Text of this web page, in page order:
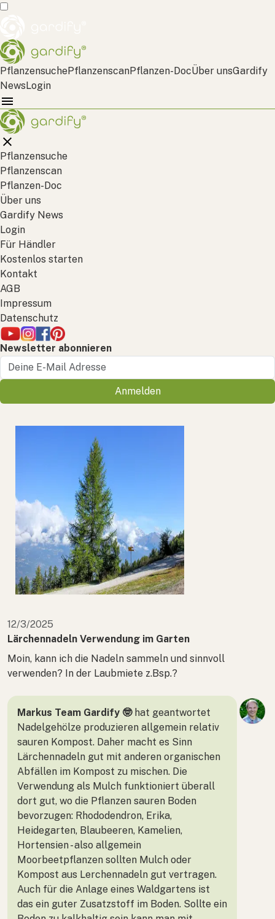
PflanzensuchePflanzenscanPflanzen-DocÜber unsGardify
NewsLogin
Pflanzensuche
Pflanzenscan
Pflanzen-Doc
Über uns
Gardify News
Login
Für Händler
Kostenlos starten
Kontakt
AGB
Impressum
Datenschutz
Newsletter abonnieren
Anmelden
12/3/2025
Lärchennadeln Verwendung im Garten
Moin, kann ich die Nadeln sammeln und sinnvoll
verwenden? In der Laubmiete z.Bsp.?
Markus Team Gardify 🤓hat geantwortet
Nadelgehölze produzieren allgemein relativ
sauren Kompost. Daher macht es Sinn
Lärchennadeln gut mit anderen organischen
Abfällen im Kompost zu mischen. Die
Verwendung als Mulch funktioniert überall
dort gut, wo die Pflanzen sauren Boden
bevorzugen: Rhododendron, Erika,
Heidegarten, Blaubeeren, Kamelien,
Hortensien - also allgemein
Moorbeetpflanzen sollten Mulch oder
Kompost aus Lerchennadeln gut vertragen.
Auch für die Anlage eines Waldgartens ist
das ein guter Zusatzstoff im Boden. Sollte ein